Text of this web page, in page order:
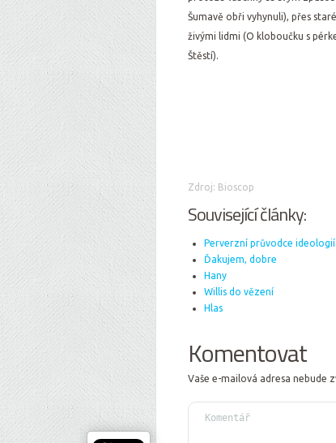
Šumavě obři vyhynuli), přes
živými lidmi (O kloboučku s
Štěstí).
Zdroj: Bioscop
Související články:
Perverzní průvodce ideologií
Ďakujem, dobre
Hany
Willis do vězení
Hlas
Komentovat
Vaše e-mailová adresa nebude